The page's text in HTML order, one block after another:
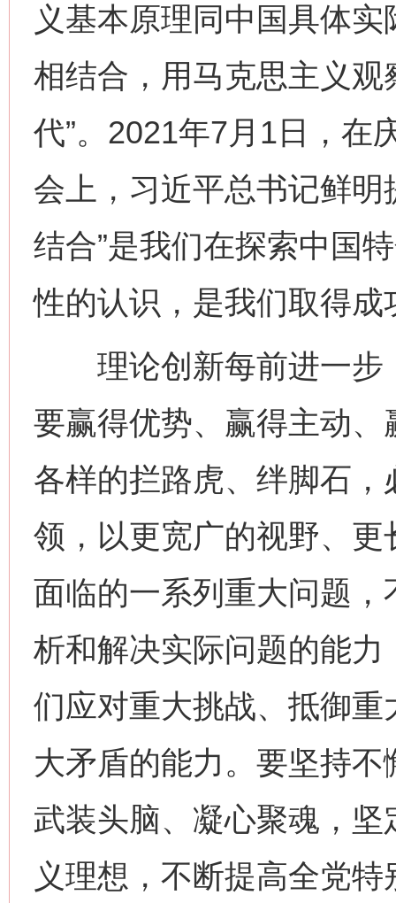
义基本原理同中国具体
相结合，用马克思主义
代”。2021年7月1日，在
会上，习近平总书记鲜明
结合”是我们在探索中国
性的认识，是我们取得成
理论创新每前进一步
要赢得优势、赢得主动
各样的拦路虎、绊脚石
领，以更宽广的视野、
面临的一系列重大问题
析和解决实际问题的能
们应对重大挑战、抵御
大矛盾的能力。要坚持
武装头脑、凝心聚魂，
义理想，不断提高全党